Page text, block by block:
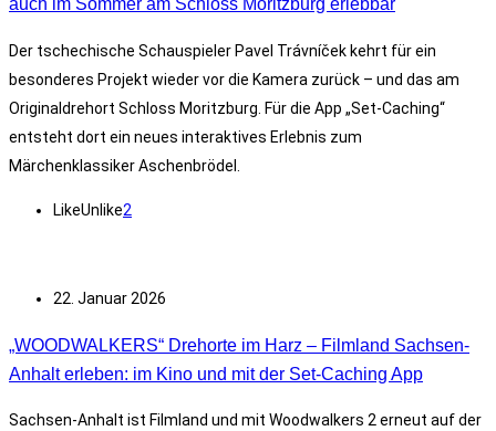
Der tschechische Schauspieler Pavel Trávníček kehrt für ein
besonderes Projekt wieder vor die Kamera zurück – und das am
Originaldrehort Schloss Moritzburg. Für die App „Set-Caching“
entsteht dort ein neues interaktives Erlebnis zum
Märchenklassiker Aschenbrödel.
LikeUnlike2
22. Januar 2026
„WOODWALKERS“ Drehorte im Harz – Filmland Sachsen-
Anhalt erleben: im Kino und mit der Set-Caching App
Sachsen-Anhalt ist Filmland und mit Woodwalkers 2 erneut auf der